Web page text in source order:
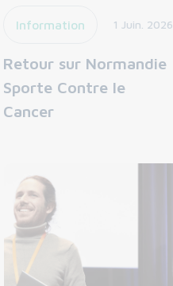
Information 1 Juin. 2026
Retour sur Normandie
Sporte Contre le
Cancer